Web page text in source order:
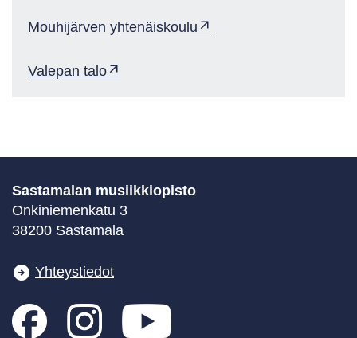
Mouhijärven yhtenäiskoulu
Valepan talo
Sastamalan musiikkiopisto
Onkiniemenkatu 3
38200 Sastamala
Yhteystiedot